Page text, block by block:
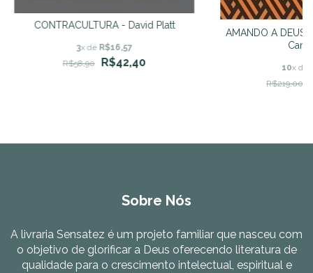
CONTRACULTURA - David Platt
3x de R$16,57
R$58,90
R$42,40
AMANDO A DEUS
10x de
R$219,00
Sobre Nós
A livraria Sensatez é um projeto familiar que nasceu com
o objetivo de glorificar a Deus oferecendo literatura de
qualidade para o crescimento intelectual, espiritual e